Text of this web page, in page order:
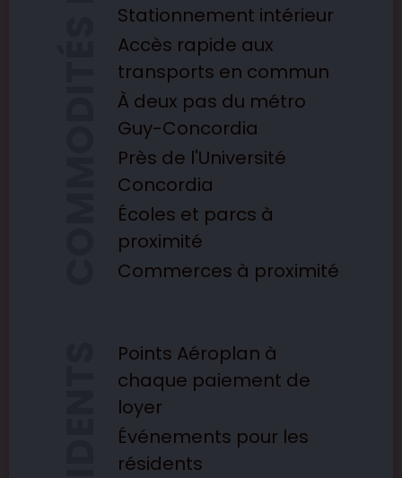
Stationnement intérieur
Accès rapide aux
transports en commun
À deux pas du métro
Guy-Concordia
Près de l'Université
Concordia
Écoles et parcs à
proximité
Commerces à proximité
Points Aéroplan à
chaque paiement de
loyer
Événements pour les
résidents